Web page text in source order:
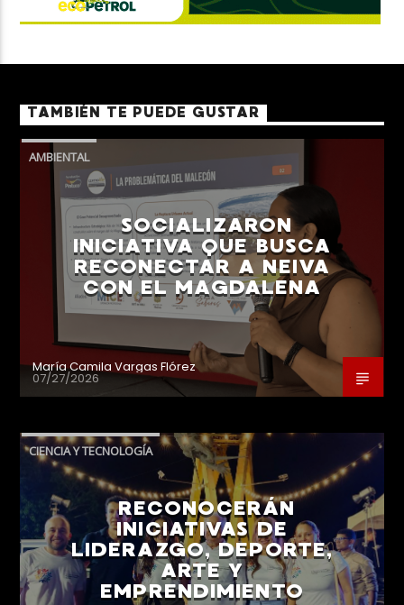
TAMBIÉN TE PUEDE GUSTAR
AMBIENTAL
SOCIALIZARON
INICIATIVA QUE BUSCA
RECONECTAR A NEIVA
CON EL MAGDALENA
María Camila Vargas Flórez
07/27/2026
CIENCIA Y TECNOLOGÍA
RECONOCERÁN
INICIATIVAS DE
LIDERAZGO, DEPORTE,
ARTE Y
EMPRENDIMIENTO